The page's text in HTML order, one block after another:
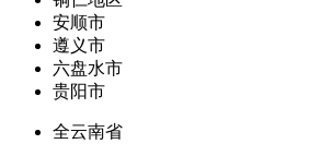
安顺市
遵义市
六盘水市
贵阳市
全云南省